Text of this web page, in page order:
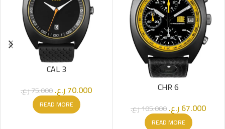
CAL 3
75.000ر.ع. 70.000ر.ع.
READ MORE
CHR 6
105.000ر.ع. 67.000ر.ع.
READ MORE